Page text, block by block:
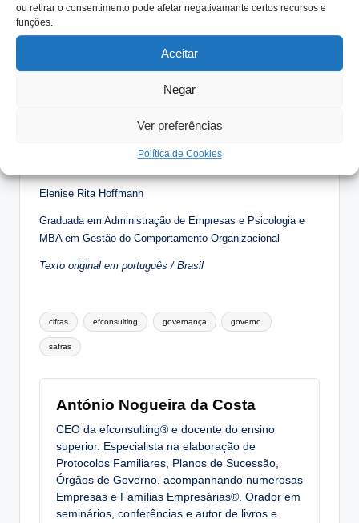
ou retirar o consentimento pode afetar negativamante certos recursos e
funções.
Aceitar
Negar
Ver preferências
Política de Cookies
exclusivos de cada família empresária e não devem ser
oportuniza à família construir outras práticas de gestão sem
Elenise Rita Hoffmann
Graduada em Administração de Empresas e Psicologia e
MBA em Gestão do Comportamento Organizacional
Texto original em português / Brasil
Tags:
cifras efconsulting governança governo
safras
António Nogueira da Costa
CEO da efconsulting® e docente do ensino
superior. Especialista na elaboração de
Protocolos Familiares, Planos de Sucessão,
Órgãos de Governo, acompanhando numerosas
Empresas e Famílias Empresárias®. Orador em
seminários, conferências e autor de livros e